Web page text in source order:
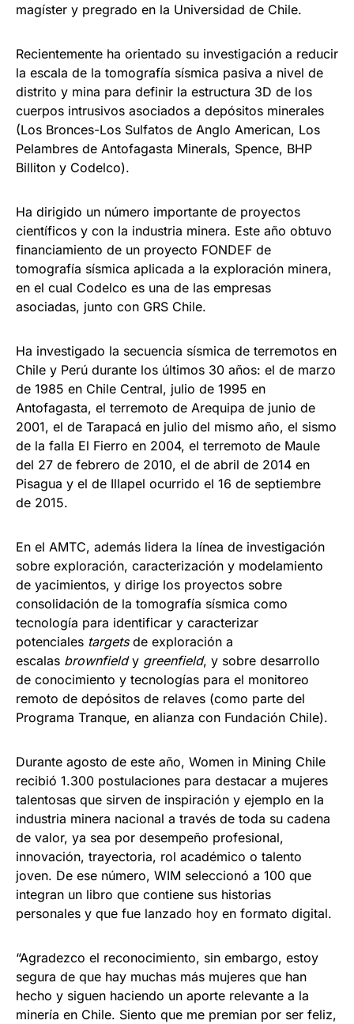
magíster y pregrado en la Universidad de Chile.
Recientemente ha orientado su investigación a reducir
la escala de la tomografía sísmica pasiva a nivel de
distrito y mina para definir la estructura 3D de los
cuerpos intrusivos asociados a depósitos minerales
(Los Bronces-Los Sulfatos de Anglo American, Los
Pelambres de Antofagasta Minerals, Spence, BHP
Billiton y Codelco).
Ha dirigido un número importante de proyectos
científicos y con la industria minera. Este año obtuvo
financiamiento de un proyecto FONDEF de
tomografía sísmica aplicada a la exploración minera,
en el cual Codelco es una de las empresas
asociadas, junto con GRS Chile.
Ha investigado la secuencia sísmica de terremotos en
Chile y Perú durante los últimos 30 años: el de marzo
de 1985 en Chile Central, julio de 1995 en
Antofagasta, el terremoto de Arequipa de junio de
2001, el de Tarapacá en julio del mismo año, el sismo
de la falla El Fierro en 2004, el terremoto de Maule
del 27 de febrero de 2010, el de abril de 2014 en
Pisagua y el de Illapel ocurrido el 16 de septiembre
de 2015.
En el AMTC, además lidera la línea de investigación
sobre exploración, caracterización y modelamiento
de yacimientos, y dirige los proyectos sobre
consolidación de la tomografía sísmica como
tecnología para identificar y caracterizar
potenciales targetsde exploración a
escalas brownfieldy greenfield, y sobre desarrollo
de conocimiento y tecnologías para el monitoreo
remoto de depósitos de relaves (como parte del
Programa Tranque, en alianza con Fundación Chile).
Durante agosto de este año, Women in Mining Chile
recibió 1.300 postulaciones para destacar a mujeres
talentosas que sirven de inspiración y ejemplo en la
industria minera nacional a través de toda su cadena
de valor, ya sea por desempeño profesional,
innovación, trayectoria, rol académico o talento
joven. De ese número, WIM seleccionó a 100 que
integran un libro que contiene sus historias
personales y que fue lanzado hoy en formato digital.
“Agradezco el reconocimiento, sin embargo, estoy
segura de que hay muchas más mujeres que han
hecho y siguen haciendo un aporte relevante a la
minería en Chile. Siento que me premian por ser feliz,